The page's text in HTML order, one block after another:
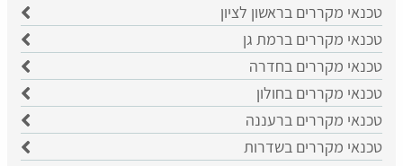
טכנאי מקררים בראשון לציון
טכנאי מקררים ברמת גן
טכנאי מקררים בחדרה
טכנאי מקררים בחולון
טכנאי מקררים ברעננה
טכנאי מקררים בשדרות